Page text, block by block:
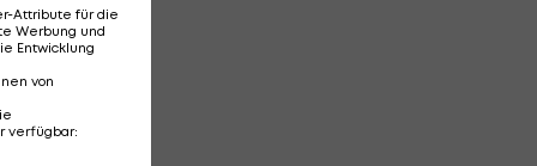
Attribute für die
Werbung und
Entwicklung
von
verfügbar: